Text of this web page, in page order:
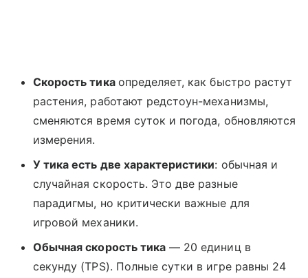
Скорость тика определяет, как быстро растут
растения, работают редстоун-механизмы,
сменяются время суток и погода, обновляются
измерения.
У тика есть две характеристики: обычная и
случайная скорость. Это две разные
парадигмы, но критически важные для
игровой механики.
Обычная скорость тика — 20 единиц в
секунду (TPS). Полные сутки в игре равны 24